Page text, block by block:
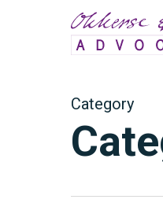
Category